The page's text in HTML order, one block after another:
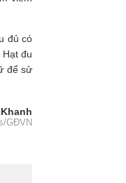
đủ có
đu
để sử
GĐVN